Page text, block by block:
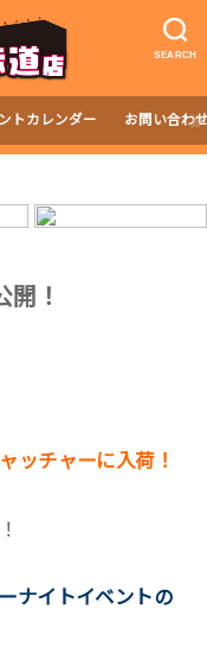
SEARCH
トカレンダー お問い合わ
！
ッチャーに入荷！
ナイトイベントの